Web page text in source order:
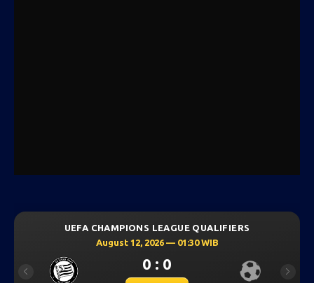
UEFA CHAMPIONS LEAGUE QUALIFIERS
August 12, 2026 — 01:30 WIB
0 : 0
Previous Next